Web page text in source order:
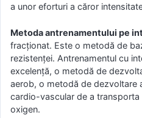
a unor eforturi a căror
Metoda antrenamentului pe
fracţionat. Este o metodă de
rezistenţei. Antrenamentul cu
excelenţă, o metodă de
aerob, o metodă de dezvoltare
cardio-vascular de a
oxigen.